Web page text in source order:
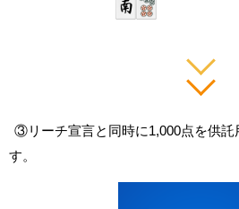
③リーチ宣言と同時に1,000点を供託
す。